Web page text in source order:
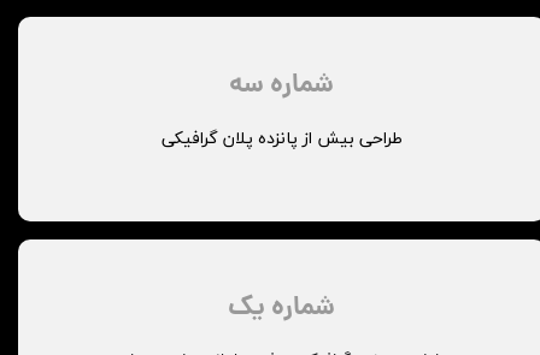
شماره یک
شماره سه
​طراحی بیش از پانزده پلان گرافیکی